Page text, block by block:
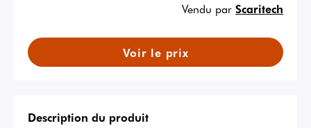
Vendu par Scaritech
Voir le prix
Description du produit